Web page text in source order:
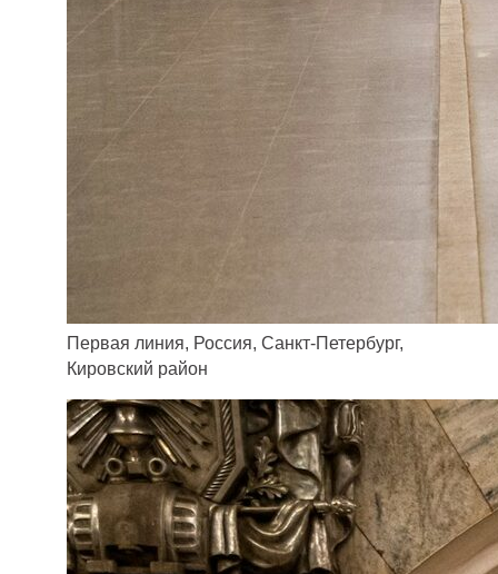
Первая линия, Россия, Санкт-Петербург,
Кировский район